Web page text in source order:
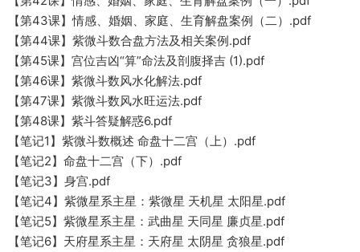
【第43课】情感、婚姻、家庭、生育解盘案例（二）.pdf
【第44课】紫微斗数合盘方法及相关案例.pdf
【第45课】宫位吉凶“算”命法及剖腹择吉 (1).pdf
【第46课】紫微斗数风水化解法.pdf
【第47课】紫微斗数风水旺运法.pdf
【第48课】紫斗答疑解惑6.pdf
【笔记1】紫微斗数概述 命盘十二宫（上）.pdf
【笔记2】命盘十二宫（下）.pdf
【笔记3】身宫.pdf
【笔记4】紫微星系主星：紫微星 天机星 太阳星.pdf
【笔记5】紫微星系主星：武曲星 天同星 廉贞星.pdf
【笔记6】天府星系主星：天府星 太阴星 贪狼星.pdf